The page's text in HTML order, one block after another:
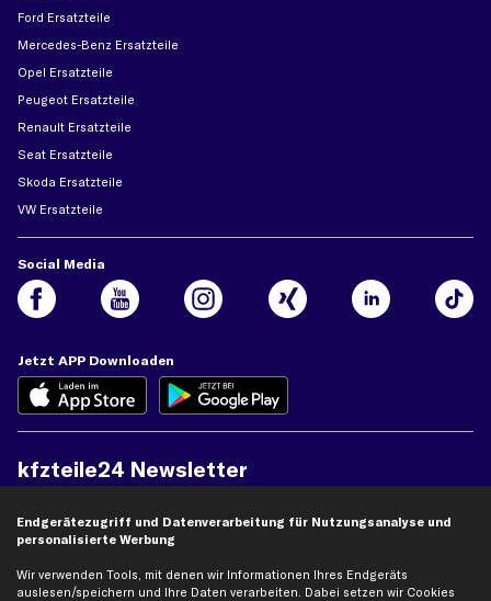
Ford Ersatzteile
Mercedes-Benz Ersatzteile
Opel Ersatzteile
Peugeot Ersatzteile
Renault Ersatzteile
Seat Ersatzteile
Skoda Ersatzteile
VW Ersatzteile
Social Media
Jetzt APP Downloaden
kfzteile24 Newsletter
Ich möchte über aktuelle Vorteile und Angebote im Shop informiert werden und
willige in dieDatenschutzerklärungein. Eine Abmeldung ist jederzeit möglich.
Endgerätezugriff und Datenverarbeitung für Nutzungsanalyse und
personalisierte Werbung
Wir verwenden Tools, mit denen wir Informationen Ihres Endgeräts
auslesen/speichern und Ihre Daten verarbeiten. Dabei setzen wir Cookies